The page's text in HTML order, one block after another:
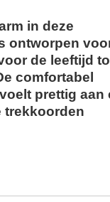
in deze
ontworpen
de leeftijd
comfortabel
prettig aan
trekkoorden